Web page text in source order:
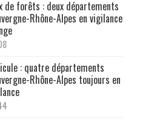
de forêts : deux départements
Rhône-Alpes en vigilance
: quatre départements
Rhône-Alpes toujours en